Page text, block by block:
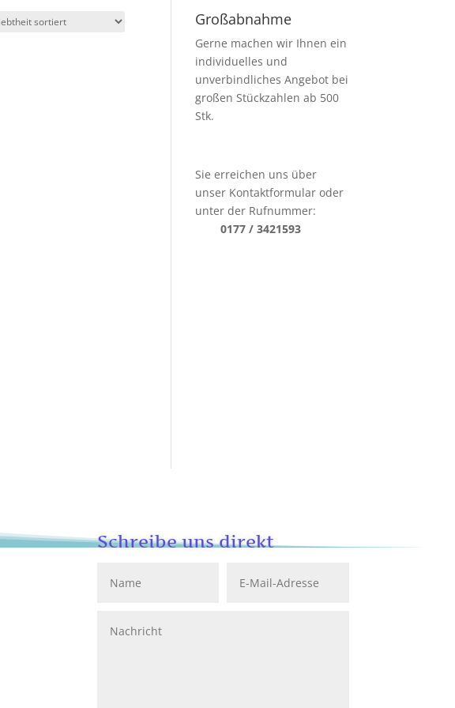
Großabnahme
Gerne machen wir Ihnen ein
individuelles und
unverbindliches Angebot bei
großen Stückzahlen ab 500
Stk.
Sie erreichen uns über
unser Kontaktformular oder
unter der Rufnummer:
0177 / 3421593
Schreibe uns direkt